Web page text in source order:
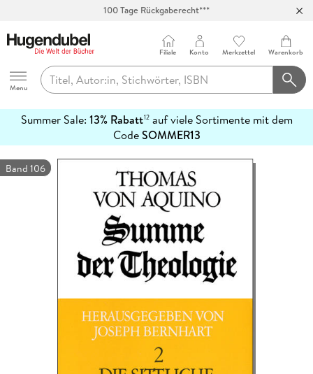
100 Tage Rückgaberecht***
Hugendubel
Menu
Filiale Konto Merkzettel Warenkorb
Summer Sale: 13% Rabatt12auf viele Sortimente mit dem
CodeSOMMER13
erfahren
Band 106